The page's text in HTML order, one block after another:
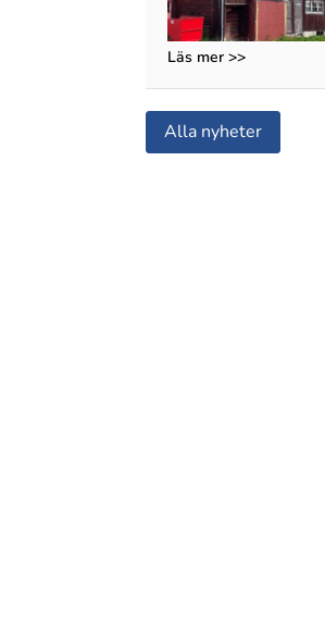
Läs mer >>
Alla nyheter